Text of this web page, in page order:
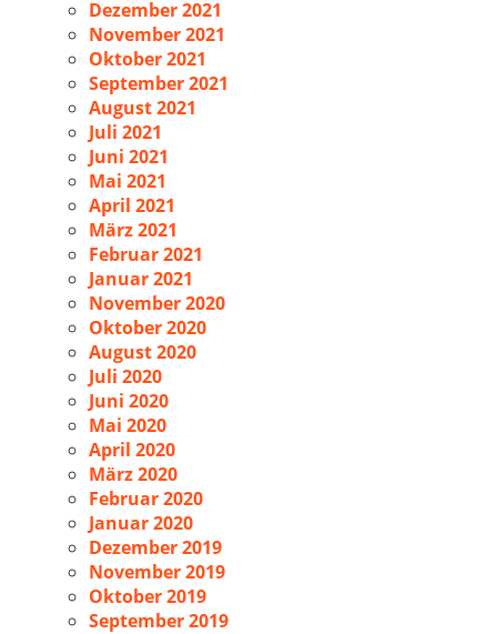
Dezember 2021
November 2021
Oktober 2021
September 2021
August 2021
Juli 2021
Juni 2021
Mai 2021
April 2021
März 2021
Februar 2021
Januar 2021
November 2020
Oktober 2020
August 2020
Juli 2020
Juni 2020
Mai 2020
April 2020
März 2020
Februar 2020
Januar 2020
Dezember 2019
November 2019
Oktober 2019
September 2019